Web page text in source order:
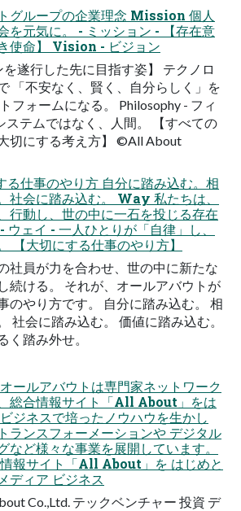
グループの企業理念 Mission 個人
を元気に。 - ミッション - 【存在意
使命】 Vision - ビジョン
遂行した先に目指す姿】 テクノロ
「不安なく、賢く、自分らしく」を
フォームになる。 Philosophy - フィ
ステムではなく、人間。 【すべての
切にする考え方】 ©All About
仕事のやり方 自分に踏み込む。相
社会に踏み込む。 Way 私たちは、
行動し、世の中に一石を投じる存在
ウェイ - 一人ひとりが「自律」し、
【大切にする仕事のやり方】
社員が力を合わせ、世の中に新たな
続ける。 それが、オールアバウトが
のやり方です。 自分に踏み込む。 相
社会に踏み込む。 価値に踏み込む。
く踏み外せ。
ールアバウトは専門家ネットワーク
総合情報サイト「All About」をは
ジネスで培ったノウハウを生かし
ランスフォーメーションや デジタル
など様々な事業を展開しています。
報サイト「All About」を はじめと
ディア ビジネス
Co.,Ltd. テックベンチャー 投資 デ